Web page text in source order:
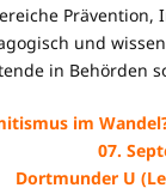
und
in Behörden
im
07.
Dortmunder U